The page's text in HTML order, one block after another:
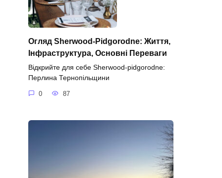
Огляд Sherwood-Pidgorodne: Життя,
Інфраструктура, Основні Переваги
Відкрийте для себе Sherwood-pidgorodne:
Перлина Тернопільщини
0 87